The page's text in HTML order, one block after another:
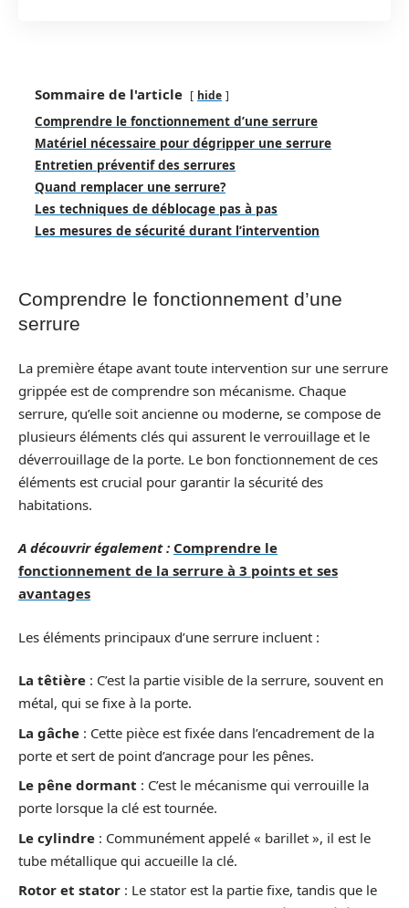
Sommaire de l'article hide
Comprendre le fonctionnement d’une serrure
Matériel nécessaire pour dégripper une serrure
Entretien préventif des serrures
Quand remplacer une serrure?
Les techniques de déblocage pas à pas
Les mesures de sécurité durant l’intervention
Comprendre le fonctionnement d’une
serrure
La première étape avant toute intervention sur une serrure
grippée est de comprendre son mécanisme. Chaque
serrure, qu’elle soit ancienne ou moderne, se compose de
plusieurs éléments clés qui assurent le verrouillage et le
déverrouillage de la porte. Le bon fonctionnement de ces
éléments est crucial pour garantir la sécurité des
habitations.
A découvrir également : Comprendre le
fonctionnement de la serrure à 3 points et ses
avantages
Les éléments principaux d’une serrure incluent :
La têtière : C’est la partie visible de la serrure, souvent en
métal, qui se fixe à la porte.
La gâche : Cette pièce est fixée dans l’encadrement de la
porte et sert de point d’ancrage pour les pênes.
Le pêne dormant : C’est le mécanisme qui verrouille la
porte lorsque la clé est tournée.
Le cylindre : Communément appelé « barillet », il est le
tube métallique qui accueille la clé.
Rotor et stator : Le stator est la partie fixe, tandis que le